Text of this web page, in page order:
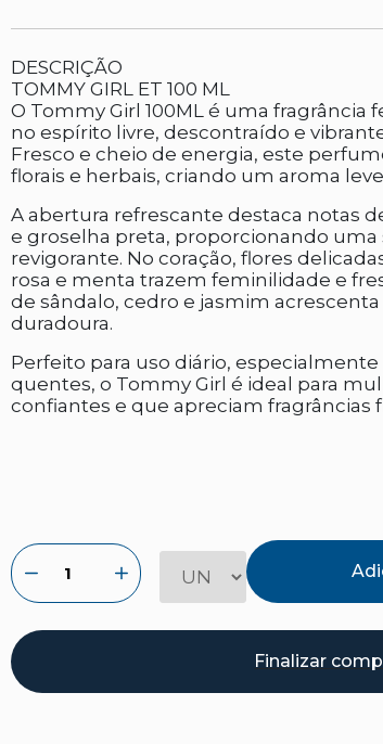
DESCRIÇÃO
TOMMY GIRL ET 100 ML
O Tommy Girl 100ML é uma fragrância
no espírito livre, descontraído e
Fresco e cheio de energia, este
florais e herbais, criando um aroma
A abertura refrescante destaca notas
e groselha preta, proporcionando uma
revigorante. No coração, flores
rosa e menta trazem feminilidade e
de sândalo, cedro e jasmim
duradoura.
Perfeito para uso diário, especialmente
quentes, o Tommy Girl é ideal para
confiantes e que apreciam fragrâncias
Finalizar